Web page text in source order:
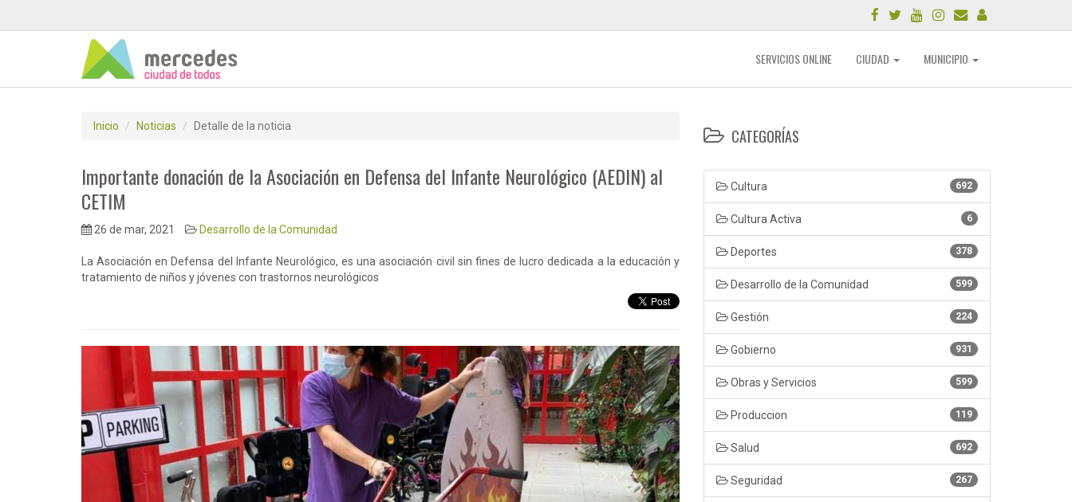
SERVICIOS ONLINE CIUDAD MUNICIPIO
Inicio Noticias Detalle de la noticia
Importante donación de la Asociación en Defensa del Infante Neurológico (AEDIN) al
CETIM
26 de mar, 2021 Desarrollo de la Comunidad
La Asociación en Defensa del Infante Neurológico, es una asociación civil sin fines de lucro dedicada a la educación y
tratamiento de niños y jóvenes con trastornos neurológicos
CATEGORÍAS
692
Cultura
6
Cultura Activa
378
Deportes
599
Desarrollo de la Comunidad
224
Gestión
931
Gobierno
599
Obras y Servicios
119
Produccion
692
Salud
267
Seguridad